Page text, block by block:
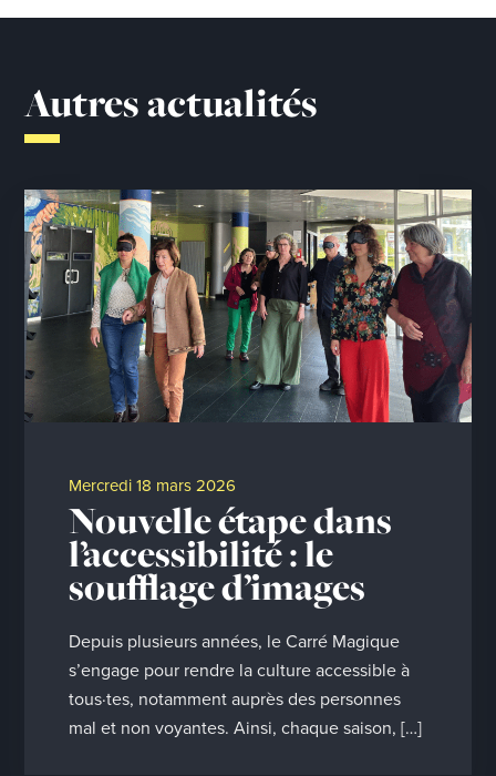
Autres actualités
mercredi 18 mars 2026
Nouvelle étape dans
l’accessibilité : le
soufflage d’images
Depuis plusieurs années, le Carré Magique
s’engage pour rendre la culture accessible à
tous·tes, notamment auprès des personnes
mal et non voyantes. Ainsi, chaque saison, […]